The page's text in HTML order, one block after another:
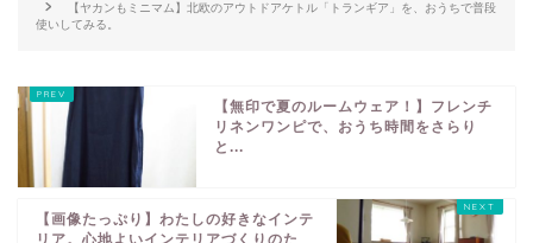
【ヤカンもミニマム】北欧のアウトドアケトル「トランギア」を、おうちで普段
使いしてみる。
【無印で夏のルームウェア！】フレンチ
リネンワンピで、おうち時間をさらり
と...
【画像たっぷり】わたしの好きなインテ